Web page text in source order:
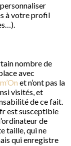
à votre profil
nombre de
avec
et n’ont pas la
visités, et
de ce fait.
est susceptible
de
taille, qui ne
qui enregistre